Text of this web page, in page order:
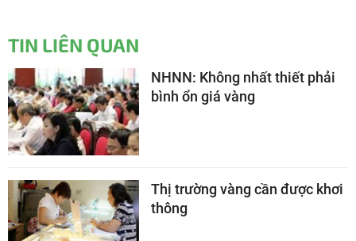
TIN LIÊN QUAN
NHNN: Không nhất thiết phải
bình ổn giá vàng
Thị trường vàng cần được khơi
thông